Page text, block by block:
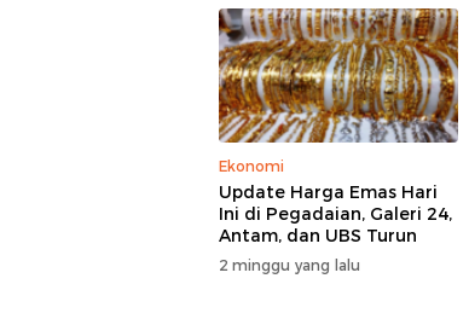
Ekonomi
Update Harga Emas Hari
Ini di Pegadaian, Galeri 24,
Antam, dan UBS Turun
2 minggu yang lalu